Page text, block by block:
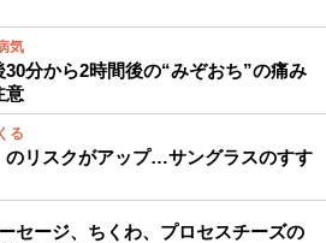
気
30分から2時間後の“みぞおち”の痛み
意
る
のリスクがアップ…サングラスのすす
セージ、ちくわ、プロセスチーズの